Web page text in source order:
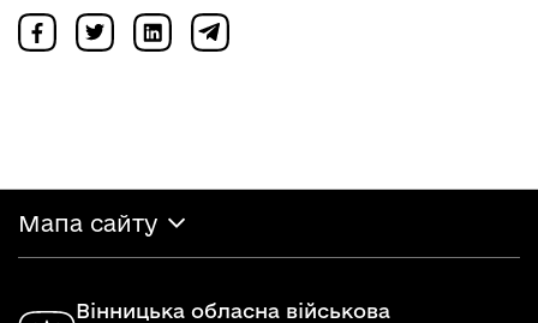
Мапа сайту
Вінницька обласна військова